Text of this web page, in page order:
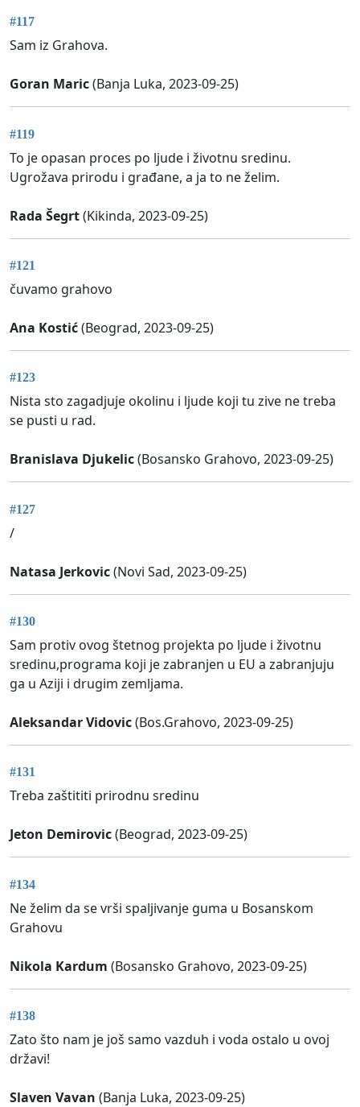
#117
Sam iz Grahova.
Goran Maric(Banja Luka, 2023-09-25)
#119
To je opasan proces po ljude i životnu sredinu.
Ugrožava prirodu i građane, a ja to ne želim.
Rada Šegrt(Kikinda, 2023-09-25)
#121
čuvamo grahovo
Ana Kostić(Beograd, 2023-09-25)
#123
Nista sto zagadjuje okolinu i ljude koji tu zive ne treba
se pusti u rad.
Branislava Djukelic(Bosansko Grahovo, 2023-09-25)
#127
/
Natasa Jerkovic(Novi Sad, 2023-09-25)
#130
Sam protiv ovog štetnog projekta po ljude i životnu
sredinu,programa koji je zabranjen u EU a zabranjuju
ga u Aziji i drugim zemljama.
Aleksandar Vidovic(Bos.Grahovo, 2023-09-25)
#131
Treba zaštititi prirodnu sredinu
Jeton Demirovic(Beograd, 2023-09-25)
#134
Ne želim da se vrši spaljivanje guma u Bosanskom
Grahovu
Nikola Kardum (Bosansko Grahovo, 2023-09-25)
#138
Zato što nam je još samo vazduh i voda ostalo u ovoj
državi!
Slaven Vavan (Banja Luka, 2023-09-25)